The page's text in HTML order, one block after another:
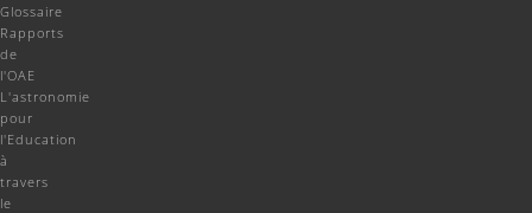
Glossaire
Rapports
de
l'OAE
L'astronomie
pour
l'Education
à
travers
le